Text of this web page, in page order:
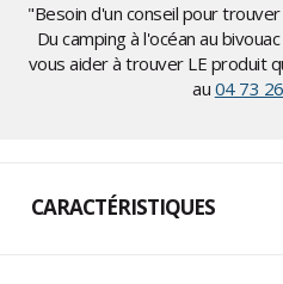
"Besoin d'un conseil pour
Du camping à l'océan au
vous aider à trouver LE produit
au 04 73
CARACTÉRISTIQUES